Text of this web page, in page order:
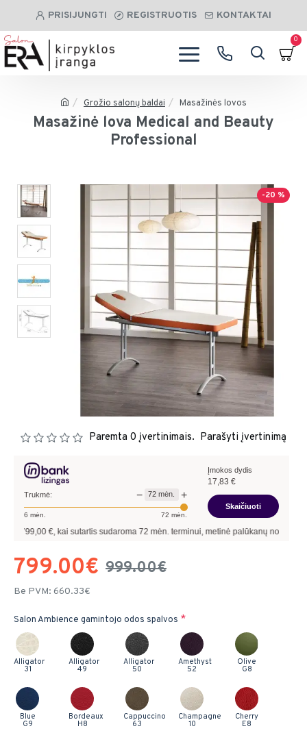
PRISIJUNGTI REGISTRUOTIS KONTAKTAI
0
Grožio salonų baldai Masažinės lovos
Masažinė lova Medical and Beauty
Professional
-20 %
Paremta 0 įvertinimais. Parašyti įvertinimą
799.00€ 999.00€
Be PVM: 660.33€
Salon Ambience gamintojo odos spalvos
Alligator
31
Alligator
49
Alligator
50
Amethyst
52
Olive
G8
Blue
G9
Bordeaux
H8
Cappuccino
63
Champagne
10
Cherry
E8
Trukmė: − 72 mėn. +
6 mėn. 72 mėn.
Įmokos dydis
17,83 €
Skaičiuoti
€, kai sutartis sudaroma72mėn. terminui, metinė palūkanų norma –9,90%